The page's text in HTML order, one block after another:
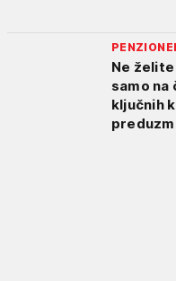
Ne
samo
ključnih